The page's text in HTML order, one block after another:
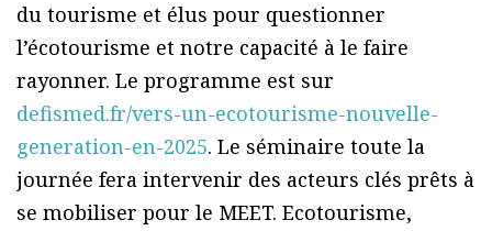
du tourisme et élus pour questionner
l’écotourisme et notre capacité à le faire
rayonner. Le programme est sur
defismed.fr/vers-un-ecotourisme-nouvelle-
generation-en-2025. Le séminaire toute la
journée fera intervenir des acteurs clés prêts à
se mobiliser pour le MEET. Ecotourisme,